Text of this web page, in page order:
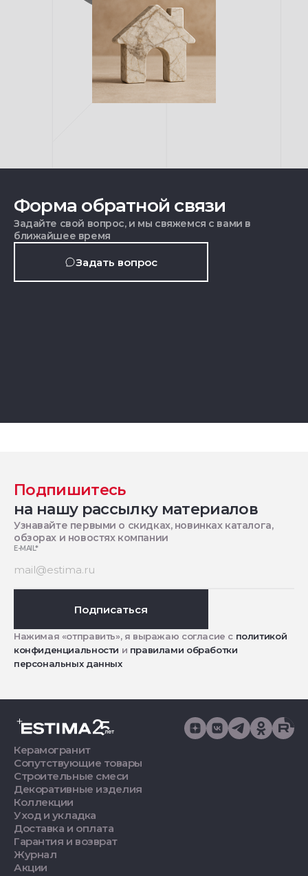
Форма обратной связи
Задайте свой вопрос, и мы свяжемся с вами в
ближайшее время
Задать вопрос
Подпишитесь
на нашу рассылку материалов
Узнавайте первыми о скидках, новинках каталога,
обзорах и новостях компании
E-MAIL*
Подписаться
Нажимая «отправить», я выражаю согласие с политикой
конфиденциальности и правилами обработки
персональных данных
Керамогранит
Сопутствующие товары
Строительные смеси
Декоративные изделия
Коллекции
Уход и укладка
Доставка и оплата
Гарантия и возврат
Журнал
Акции